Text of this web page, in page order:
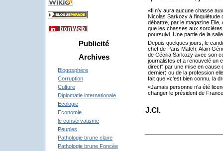
Publicité
Archives
Blogosphère
Corruption
Culture
Diplomatie internationale
Ecologie
Economie
le conservatisme
Peuples
Pathologie brune claire
Pathologie brune Foncée
«Il n'y aura aucune chasse
Nicolas Sarkozy à l'inquiétude
débattre, par le magazine
que les chasses aux
poursuivi. Une partie de la
Depuis quelques jours, le
chef de Paris Match, Alain
de Cécilia Sarkozy avec son
journalistes et a renouvelé un
direct" par une mise en cause
dernier) ou de la profession
fait que «c'est bien connu, la
«Jamais personne n'a été
changer le président de
J.Cl.